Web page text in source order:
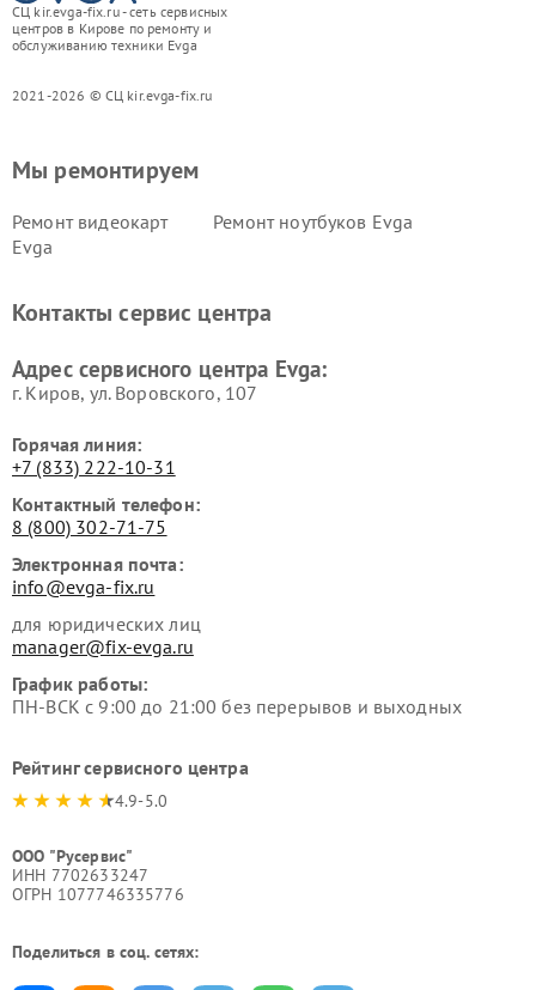
СЦ kir.evga-fix.ru - сеть сервисных
центров в Кирове по ремонту и
обслуживанию техники Evga
2021-2026 © СЦ kir.evga-fix.ru
Мы ремонтируем
Ремонт видеокарт
Evga
Ремонт ноутбуков Evga
Контакты сервис центра
Адрес сервисного центра Evga:
г. Киров, ул. Воровского, 107
Горячая линия:
+7 (833) 222-10-31
Контактный телефон:
8 (800) 302-71-75
Электронная почта:
info@evga-fix.ru
для юридических лиц
manager@fix-evga.ru
График работы:
ПН-ВСК с 9:00 до 21:00 без перерывов и выходных
Рейтинг сервисного центра
4.9-5.0
ООО "Русервис"
ИНН 7702633247
ОГРН 1077746335776
Поделиться в соц. сетях: